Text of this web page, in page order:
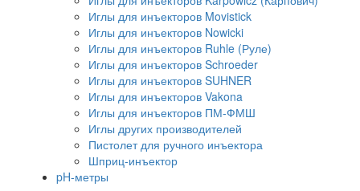
Иглы для инъекторов Movistick
Иглы для инъекторов Nowicki
Иглы для инъекторов Ruhle (Руле)
Иглы для инъекторов Schroeder
Иглы для инъекторов SUHNER
Иглы для инъекторов Vakona
Иглы для инъекторов ПМ-ФМШ
Иглы других производителей
Пистолет для ручного инъектора
Шприц-инъектор
pH-метры